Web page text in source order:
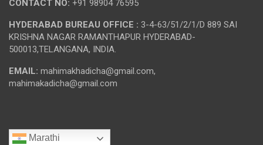
CONTACT NO: +91 98904 76595
HYDERABAD BUREAU OFFICE : 3-4-63/51/2/1/D 889 SAI
KRISHNA NAGAR RAMANTHAPUR HYDERABAD-
500013,TELANGANA, INDIA.
EMAIL: mahimakhadicha@gmail.com,
mahimakadicha@gmail.com
Marathi